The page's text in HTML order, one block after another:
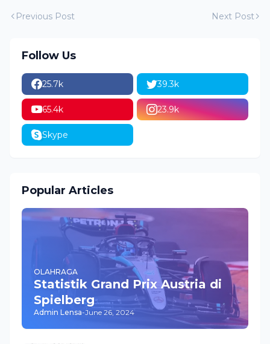
Previous Post Next Post
Follow Us
25.7k 39.3k
65.4k 23.9k
Skype
Popular Articles
OLAHRAGA
Statistik Grand Prix Austria di
Spielberg
Admin Lensa-June 26, 2024